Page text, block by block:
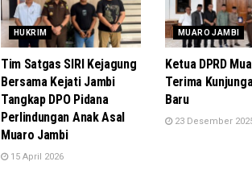
HUKRIM
Tim Satgas SIRI Kejagung
Bersama Kejati Jambi
Tangkap DPO Pidana
Perlindungan Anak Asal
Muaro Jambi
15 April 2026
MUARO JAMBI
Ketua DPRD
Terima
Baru
23 Desember